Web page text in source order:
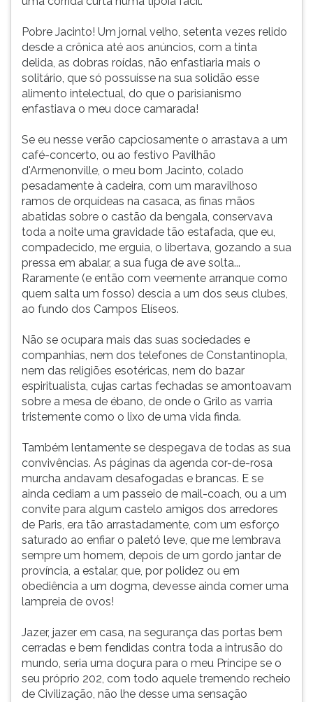
Pobre Jacinto! Um jornal velho, setenta vezes relido
desde a crônica até aos anúncios, com a tinta
delida, as dobras roídas, não enfastiaria mais o
solitário, que só possuísse na sua solidão esse
alimento intelectual, do que o parisianismo
enfastiava o meu doce camarada!
Se eu nesse verão capciosamente o arrastava a um
café-concerto, ou ao festivo Pavilhão
d'Armenonville, o meu bom Jacinto, colado
pesadamente à cadeira, com um maravilhoso
ramos de orquídeas na casaca, as finas mãos
abatidas sobre o castão da bengala, conservava
toda a noite uma gravidade tão estafada, que eu,
compadecido, me erguia, o libertava, gozando a sua
pressa em abalar, a sua fuga de ave solta...
Raramente (e então com veemente arranque como
quem salta um fosso) descia a um dos seus clubes,
ao fundo dos Campos Elíseos.
Não se ocupara mais das suas sociedades e
companhias, nem dos telefones de Constantinopla,
nem das religiões esotéricas, nem do bazar
espiritualista, cujas cartas fechadas se amontoavam
sobre a mesa de ébano, de onde o Grilo as varria
tristemente como o lixo de uma vida finda.
Também lentamente se despegava de todas as sua
convivências. As páginas da agenda cor-de-rosa
murcha andavam desafogadas e brancas. E se
ainda cediam a um passeio de mail-coach, ou a um
convite para algum castelo amigos dos arredores
de Paris, era tão arrastadamente, com um esforço
saturado ao enfiar o paletó leve, que me lembrava
sempre um homem, depois de um gordo jantar de
província, a estalar, que, por polidez ou em
obediência a um dogma, devesse ainda comer uma
lampreia de ovos!
Jazer, jazer em casa, na segurança das portas bem
cerradas e bem fendidas contra toda a intrusão do
mundo, seria uma doçura para o meu Príncipe se o
seu próprio 202, com todo aquele tremendo recheio
de Civilização, não lhe desse uma sensação